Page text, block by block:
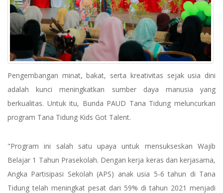
Pengembangan minat, bakat, serta kreativitas sejak usia dini
adalah kunci meningkatkan sumber daya manusia yang
berkualitas. Untuk itu, Bunda PAUD Tana Tidung meluncurkan
program Tana Tidung Kids Got Talent.
"Program ini salah satu upaya untuk mensukseskan Wajib
Belajar 1 Tahun Prasekolah. Dengan kerja keras dan kerjasama,
Angka Partisipasi Sekolah (APS) anak usia 5-6 tahun di Tana
Tidung telah meningkat pesat dari 59% di tahun 2021 menjadi